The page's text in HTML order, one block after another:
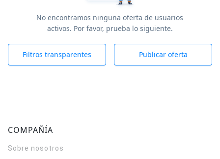
No encontramos ninguna oferta de usuarios
activos. Por favor, prueba lo siguiente.
Filtros transparentes Publicar oferta
COMPAÑÍA
Sobre nosotros